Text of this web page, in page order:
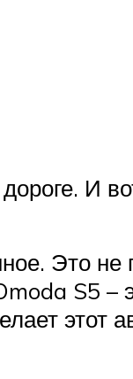
И
Это не
S5 –
этот